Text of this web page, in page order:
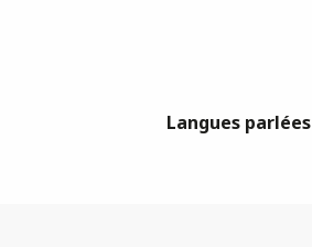
Langues parlées
Langues parlées